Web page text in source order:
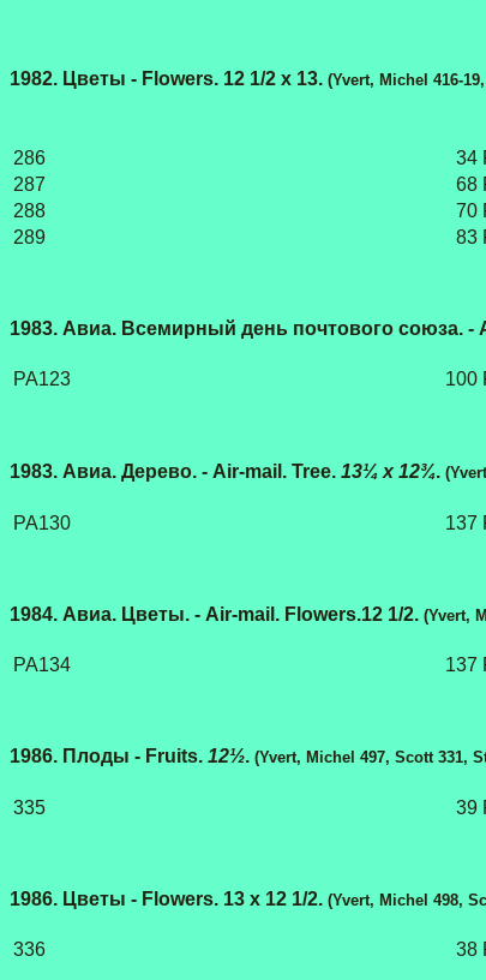
1982. Цветы - Flowers. 12 1/2 х 13. (Yvert, Michel 416-
286
34
287
68
288
70
289
83
1983. Авиа. Всемирный день почтового союза. -
PA123 100
1983. Авиа. Дерево. - Air-mail. Tree. 13¼ x 12¾.
PA130 137
1984. Авиа. Цветы. - Air-mail. Flowers.12 1/2. (Yvert,
PA134 137
1986. Плоды - Fruits. 12½. (Yvert, Michel 497, Scott 331,
335 39
1986. Цветы - Flowers. 13 х 12 1/2. (Yvert, Michel 498,
336 38